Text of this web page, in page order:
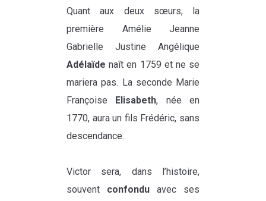
Quant aux deux sœurs, la
première Amélie Jeanne
Gabrielle Justine Angélique
Adélaïde naît en 1759 et ne se
mariera pas. La seconde Marie
Françoise
Elisabeth, née en
1770, aura un fils Frédéric, sans
descendance.
Victor sera, dans l’histoire,
souvent confondu avec ses